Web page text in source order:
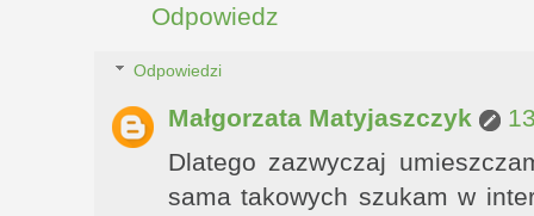
Odpowiedz
Odpowiedzi
Małgorzata Matyjaszczyk
Dlatego zazwyczaj
sama takowych szukam w